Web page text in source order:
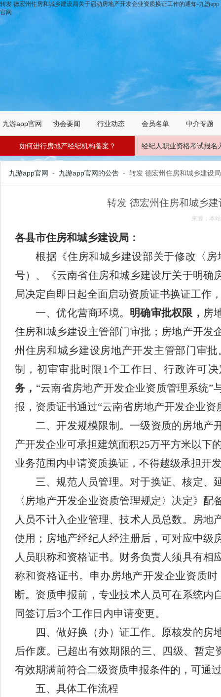
转发 德宏州住房和城乡建设局关于启动房地产开发企业资质换证工作的通知-九游app
官网
九游app官网 协会要闻 行业动态 会员名单 中介专题
如何进行房地产经纪机构备案？ 经纪人职业资格考试报名
九游app官网 - 九游app官网的公告 - 转发 德宏州住房和城乡建设
转发 德宏州住房和城乡
来源：本
各县市住房和城乡建设局：
根据《住房和城乡建设部关于修改〈
号） 、《云南省住房和城乡建设厅关于明确
局决定 自即日起全面启动资质证书换证工作
一、优化营商环境。 明确审批权限 ， 房
住房和城乡建设主管部门审批；房地产开发
州住房和城乡建设房地产开发主管部门审批
制，初审审批时限 1个工作日、行政许可
务， “云南省房地产开发企业资质管理系统”
报，资质证书通过“云南省房地产开发企业
二、开发规模限制。 一级资质的房地产
产开发企业可承担建筑面积25万平方米以下
业务范围内申请资质换证，不得越级承担开
三、规范人员管理。对于换证、核定、
〈房地产开发企业资质管理规定〉决定》
人员不计入企业管理、技术人员总数。 房地
使用；房地产经纪人经注册后，可对应中级
人员职称和资格证书。 财务负责人须具有相
称和资格证书。申办房地产开发企业资质时
断。资质申报前，专业技术人员可在系统
同签订后3个工作日内申请变更。
四、做好换（办）证工作。 原核发的房
后作废。已超出有效期限的三、四级、暂
有效期满前符合二级资质申报条件的，可通
五、具体工作流程